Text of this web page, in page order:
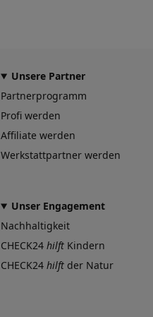
Unsere Partner
Partnerprogramm
Profi werden
Affiliate werden
Werkstattpartner werden
Unser Engagement
Nachhaltigkeit
CHECK24 hilft Kindern
CHECK24 hilft der Natur